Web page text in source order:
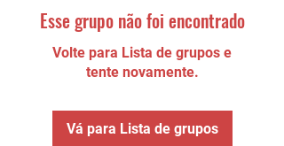
Esse grupo não foi encontrado
Volte para Lista de grupos e
tente novamente.
Vá para Lista de grupos